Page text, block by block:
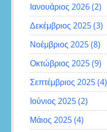
Ιανουάριος 2026(2)
Δεκέμβριος 2025(3)
Νοέμβριος 2025(8)
Οκτώβριος 2025(9)
Σεπτέμβριος 2025(4)
Ιούνιος 2025(2)
Μάιος 2025(4)